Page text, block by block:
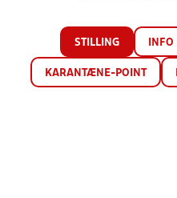
STILLING INFO
KARANTÆNE-POINT